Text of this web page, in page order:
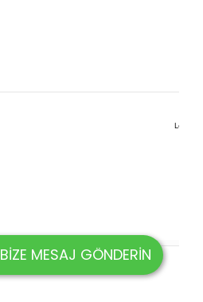
Levent
BİZE MESAJ GÖNDERİN